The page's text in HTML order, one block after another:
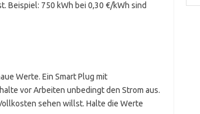
Beispiel: 750 kWh bei 0,30 €/kWh sind
Werte. Ein Smart Plug mit
vor Arbeiten unbedingt den Strom aus.
sehen willst. Halte die Werte